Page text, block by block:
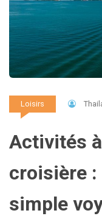
Loisirs
Activités
croisière :
simple